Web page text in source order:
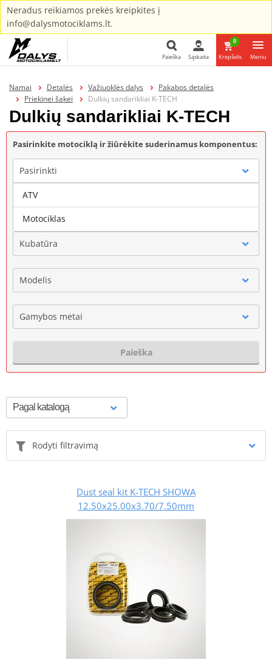
Neradus reikiamos prekės kreipkites į
info@dalysmotociklams.lt.
Paieška Sąskaita
0
Krepšelis Meniu
Namai Detalės Važiuoklės dalys
Pakabos detalės
Priekinei šakei
Dulkių sandarikliai K-TECH
Dulkių sandarikliai K-TECH
Pasirinkite motociklą ir žiūrėkite suderinamus komponentus:
Pasirinkti
Gamintojas
Kubatūra
Modelis
Gamybos metai
Paieška
Rodyti filtravimą
Dust seal kit K-TECH SHOWA
12.50x25.00x3.70/7.50mm
ATV
Motociklas